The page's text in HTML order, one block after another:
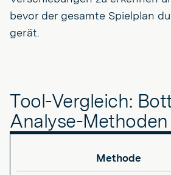
bevor der gesamte Spielplan
gerät.
Tool-Vergleich:
Analyse-Methoden
Methode